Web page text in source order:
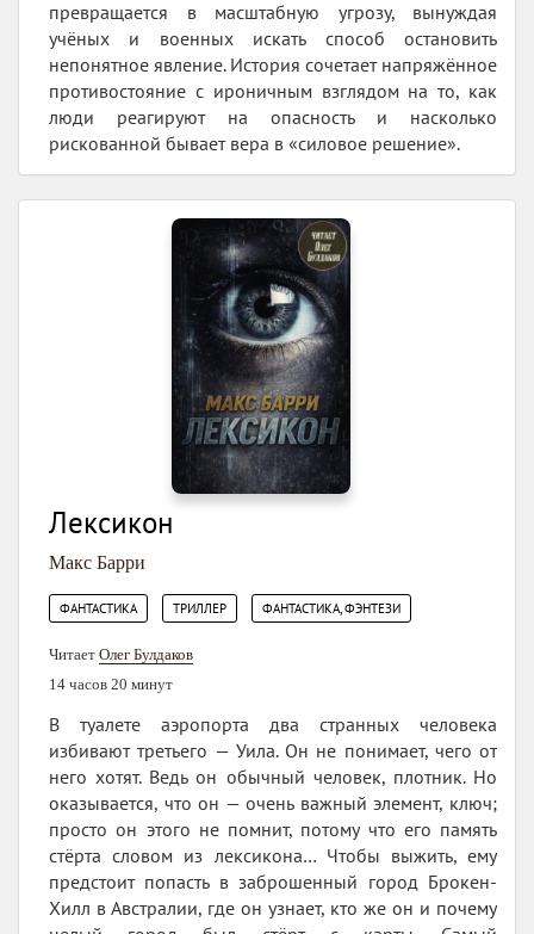
превращается в масштабную угрозу, вынуждая
учёных и военных искать способ остановить
непонятное явление. История сочетает напряжённое
противостояние с ироничным взглядом на то, как
люди реагируют на опасность и насколько
рискованной бывает вера в «силовое решение».
Лексикон
Макс Барри
ФАНТАСТИКА ТРИЛЛЕР ФАНТАСТИКА, ФЭНТЕЗИ
Читает Олег Булдаков
14 часов 20 минут
В туалете аэропорта два странных человека
избивают третьего — Уила. Он не понимает, чего от
него хотят. Ведь он обычный человек, плотник. Но
оказывается, что он — очень важный элемент, ключ;
просто он этого не помнит, потому что его память
стёрта словом из лексикона… Чтобы выжить, ему
предстоит попасть в заброшенный город Брокен-
Хилл в Австралии, где он узнает, кто же он и почему